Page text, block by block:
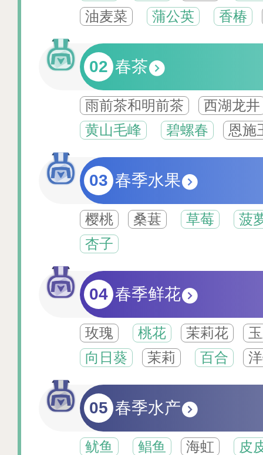
油麦菜
蒲公英 香椿
02 春茶
雨前茶和明前茶
西湖龙井
黄山毛峰
碧螺春 恩施
03 春季水果
樱桃 桑葚 草莓
菠
杏子
04 春季鲜花
玫瑰 桃花 茉莉花
向日葵
茉莉 百合
05 春季水产
鱿鱼 鲳鱼 海虹
皮